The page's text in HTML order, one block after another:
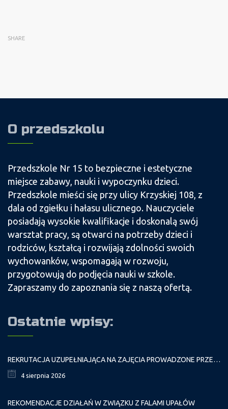
SHARE
O przedszkolu
Przedszkole Nr 15 to bezpieczne i estetyczne
miejsce zabawy, nauki i wypoczynku dzieci.
Przedszkole mieści się przy ulicy Krzyskiej 108, z
dala od zgiełku i hałasu ulicznego. Nauczyciele
posiadają wysokie kwalifikacje i doskonalą swój
warsztat pracy, są otwarci na potrzeby dzieci i
rodziców, kształcą i rozwijają zdolności swoich
wychowanków, wspomagają w rozwoju,
przygotowują do podjęcia nauki w szkole.
Zapraszamy do zapoznania się z naszą ofertą.
Ostatnie wpisy:
REKRUTACJA UZUPEŁNIAJĄCA NA ZAJĘCIA PROWADZONE PRZEZ PAŁAC MŁODZIEŻY W ROKU SZKOLNYM 2026/2027
4 sierpnia 2026
REKOMENDACJE DZIAŁAŃ W ZWIĄZKU Z FALAMI UPAŁÓW